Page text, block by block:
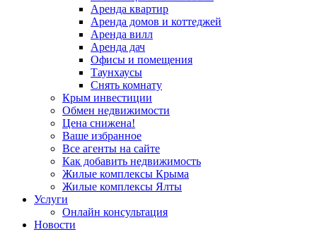
Аренда квартир
Аренда домов и коттеджей
Аренда вилл
Аренда дач
Офисы и помещения
Таунхаусы
Снять комнату
Крым инвестиции
Обмен недвижимости
Цена снижена!
Ваше избранное
Все агенты на сайте
Как добавить недвижимость
Жилые комплексы Крыма
Жилые комплексы Ялты
Услуги
Онлайн консультация
Новости